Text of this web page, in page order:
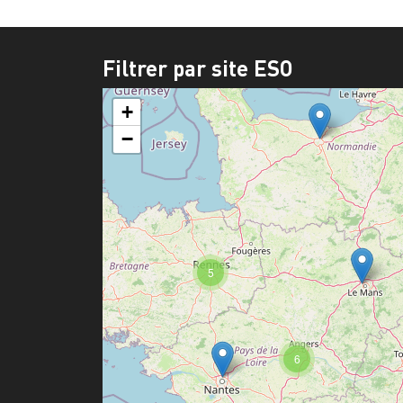
Filtrer par site ESO
6
5
+
−